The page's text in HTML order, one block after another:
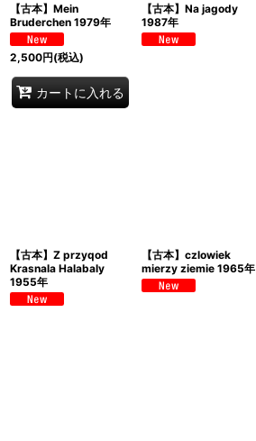
【古本】Mein
Bruderchen 1979年
2,500円(税込)
カートに入れる
【古本】Na jagody
1987年
【古本】Z przyqod
Krasnala Halabaly
1955年
【古本】czlowiek
mierzy ziemie 1965年